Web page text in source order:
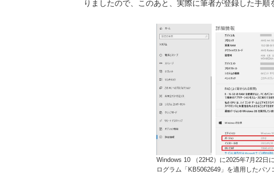
りましたので、このあと、実際に筆者が登録した手順
Windows 10 （22H2）に2025年7月22日
ログラム「KB5062649」を適用したパソ